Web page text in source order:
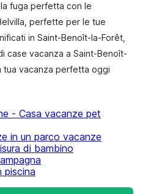
fuga perfetta con le
perfette per le tue
in Saint-Benoît-la-Forêt,
case vacanza a Saint-Benoît-
vacanza perfetta oggi
- Casa vacanze pet
in un parco vacanze
di bambino
piscina